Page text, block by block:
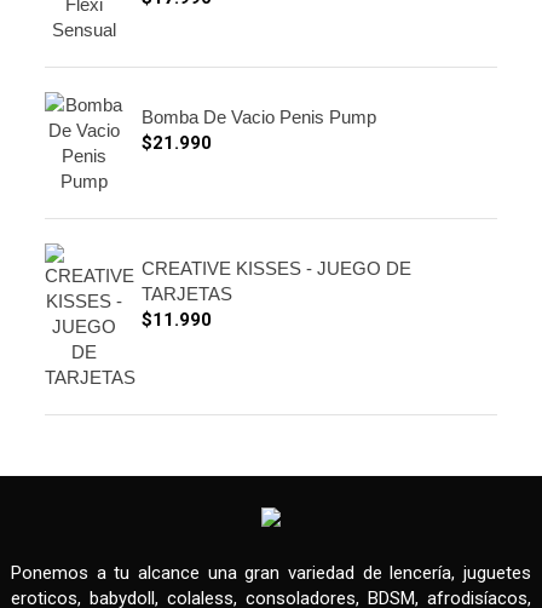
Bomba De Vacio Penis Pump
$21.990
CREATIVE KISSES - JUEGO DE
TARJETAS
$11.990
Ponemos a tu alcance una gran variedad de lencería, juguetes
eroticos, babydoll, colaless, consoladores, BDSM, afrodisíacos,